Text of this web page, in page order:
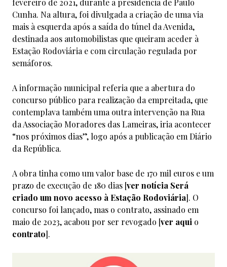
fevereiro de 2021, durante a presidência de Paulo
Cunha. Na altura, foi divulgada a criação de uma via
mais à esquerda após a saída do túnel da Avenida,
destinada aos automobilistas que queiram aceder à
Estação Rodoviária e com circulação regulada por
semáforos.
A informação municipal referia que a abertura do
concurso público para realização da empreitada, que
contemplava também uma outra intervenção na Rua
da Associação Moradores das Lameiras, iria acontecer
“nos próximos dias”, logo após a publicação em Diário
da República.
A obra tinha como um valor base de 170 mil euros e um
prazo de execução de 180 dias [ver notícia Será
criado um novo acesso à Estação Rodoviária]. O
concurso foi lançado, mas o contrato, assinado em
maio de 2023, acabou por ser revogado [ver aqui o
contrato].